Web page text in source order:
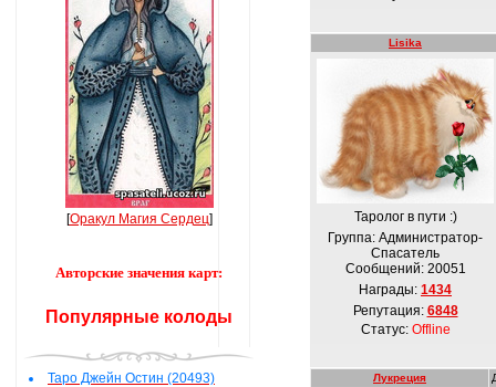
[Оракул Магия Сердец]
Авторские значения карт:
Популярные колоды
Таро Джейн Остин (20493)
Lisika
Таролог в пути :)
Группа: Администратор-
Спасатель
Сообщений: 20051
Награды: 1434
Репутация: 6848
Статус: Offline
Лукреция